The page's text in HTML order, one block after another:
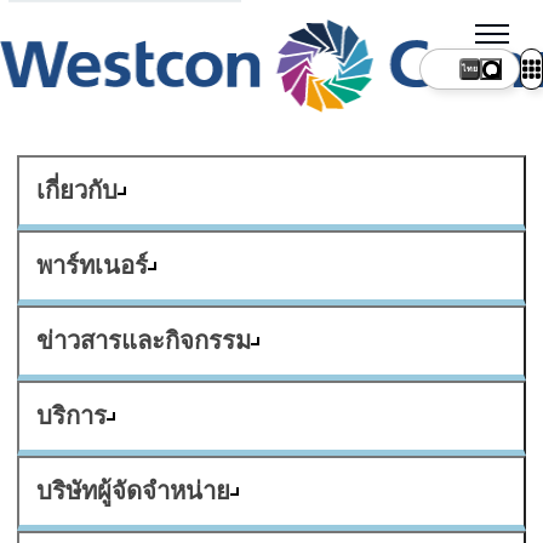
เกี่ยวกับ
พาร์ทเนอร์
ข่าวสารและกิจกรรม
บริการ
บริษัทผู้จัดจำหน่าย
ไทย